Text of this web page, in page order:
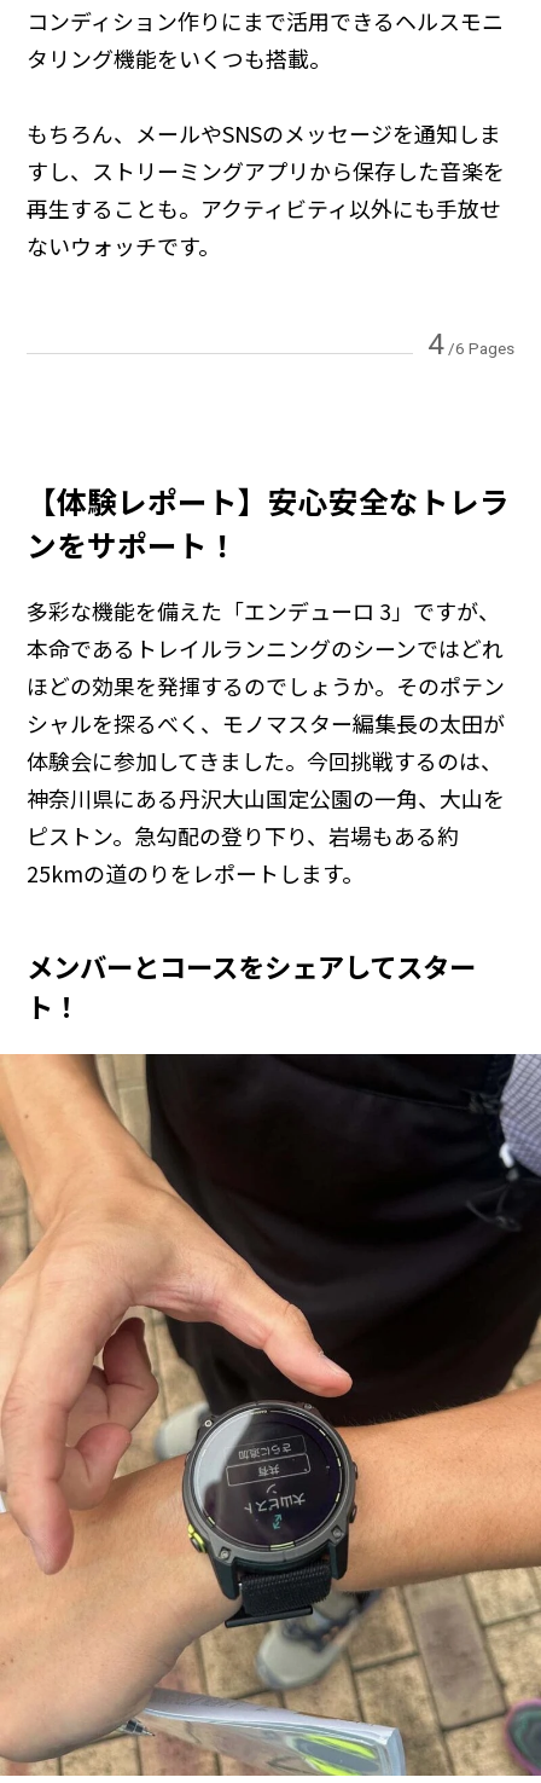
コンディション作りにまで活用できるヘルスモニ
タリング機能をいくつも搭載。
もちろん、メールやSNSのメッセージを通知しま
すし、ストリーミングアプリから保存した音楽を
再生することも。アクティビティ以外にも手放せ
ないウォッチです。
4/6 Pages
【体験レポート】安心安全なトレラ
ンをサポート！
多彩な機能を備えた「エンデューロ 3」ですが、
本命であるトレイルランニングのシーンではどれ
ほどの効果を発揮するのでしょうか。そのポテン
シャルを探るべく、モノマスター編集長の太田が
体験会に参加してきました。今回挑戦するのは、
神奈川県にある丹沢大山国定公園の一角、大山を
ピストン。急勾配の登り下り、岩場もある約
25kmの道のりをレポートします。
メンバーとコースをシェアしてスター
ト！